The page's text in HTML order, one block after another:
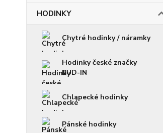
HODINKY
Chytré hodinky / náramky
Hodinky české značky
BUD-IN
Chlapecké hodinky
Pánské hodinky